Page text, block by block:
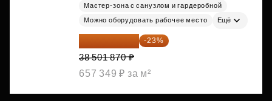
Мастер-зона с санузлом и гардеробной
Можно оборудовать рабочее место Ещё
29 646 440 ₽ -23%
38 501 870 ₽
657 349 ₽ за м²